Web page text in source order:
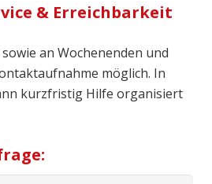
& Erreichbarkeit
an Wochenenden und
möglich. In
kurzfristig Hilfe organisiert